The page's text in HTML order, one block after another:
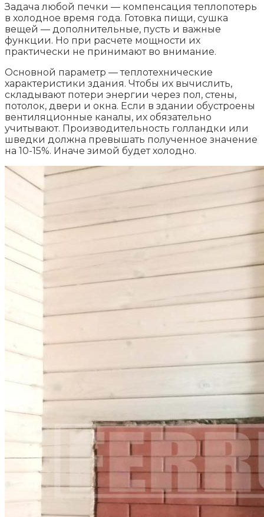
Задача любой печки — компенсация теплопотерь
в холодное время года. Готовка пищи, сушка
вещей — дополнительные, пусть и важные
функции. Но при расчете мощности их
практически не принимают во внимание.
Основной параметр — теплотехнические
характеристики здания. Чтобы их вычислить,
складывают потери энергии через пол, стены,
потолок, двери и окна. Если в здании обустроены
вентиляционные каналы, их обязательно
учитывают. Производительность голландки или
шведки должна превышать полученное значение
на 10-15%. Иначе зимой будет холодно.